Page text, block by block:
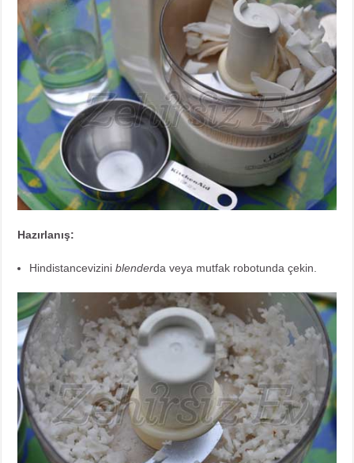
Hazırlanış:
Hindistanceviziniblenderda veya mutfak robotunda çekin.